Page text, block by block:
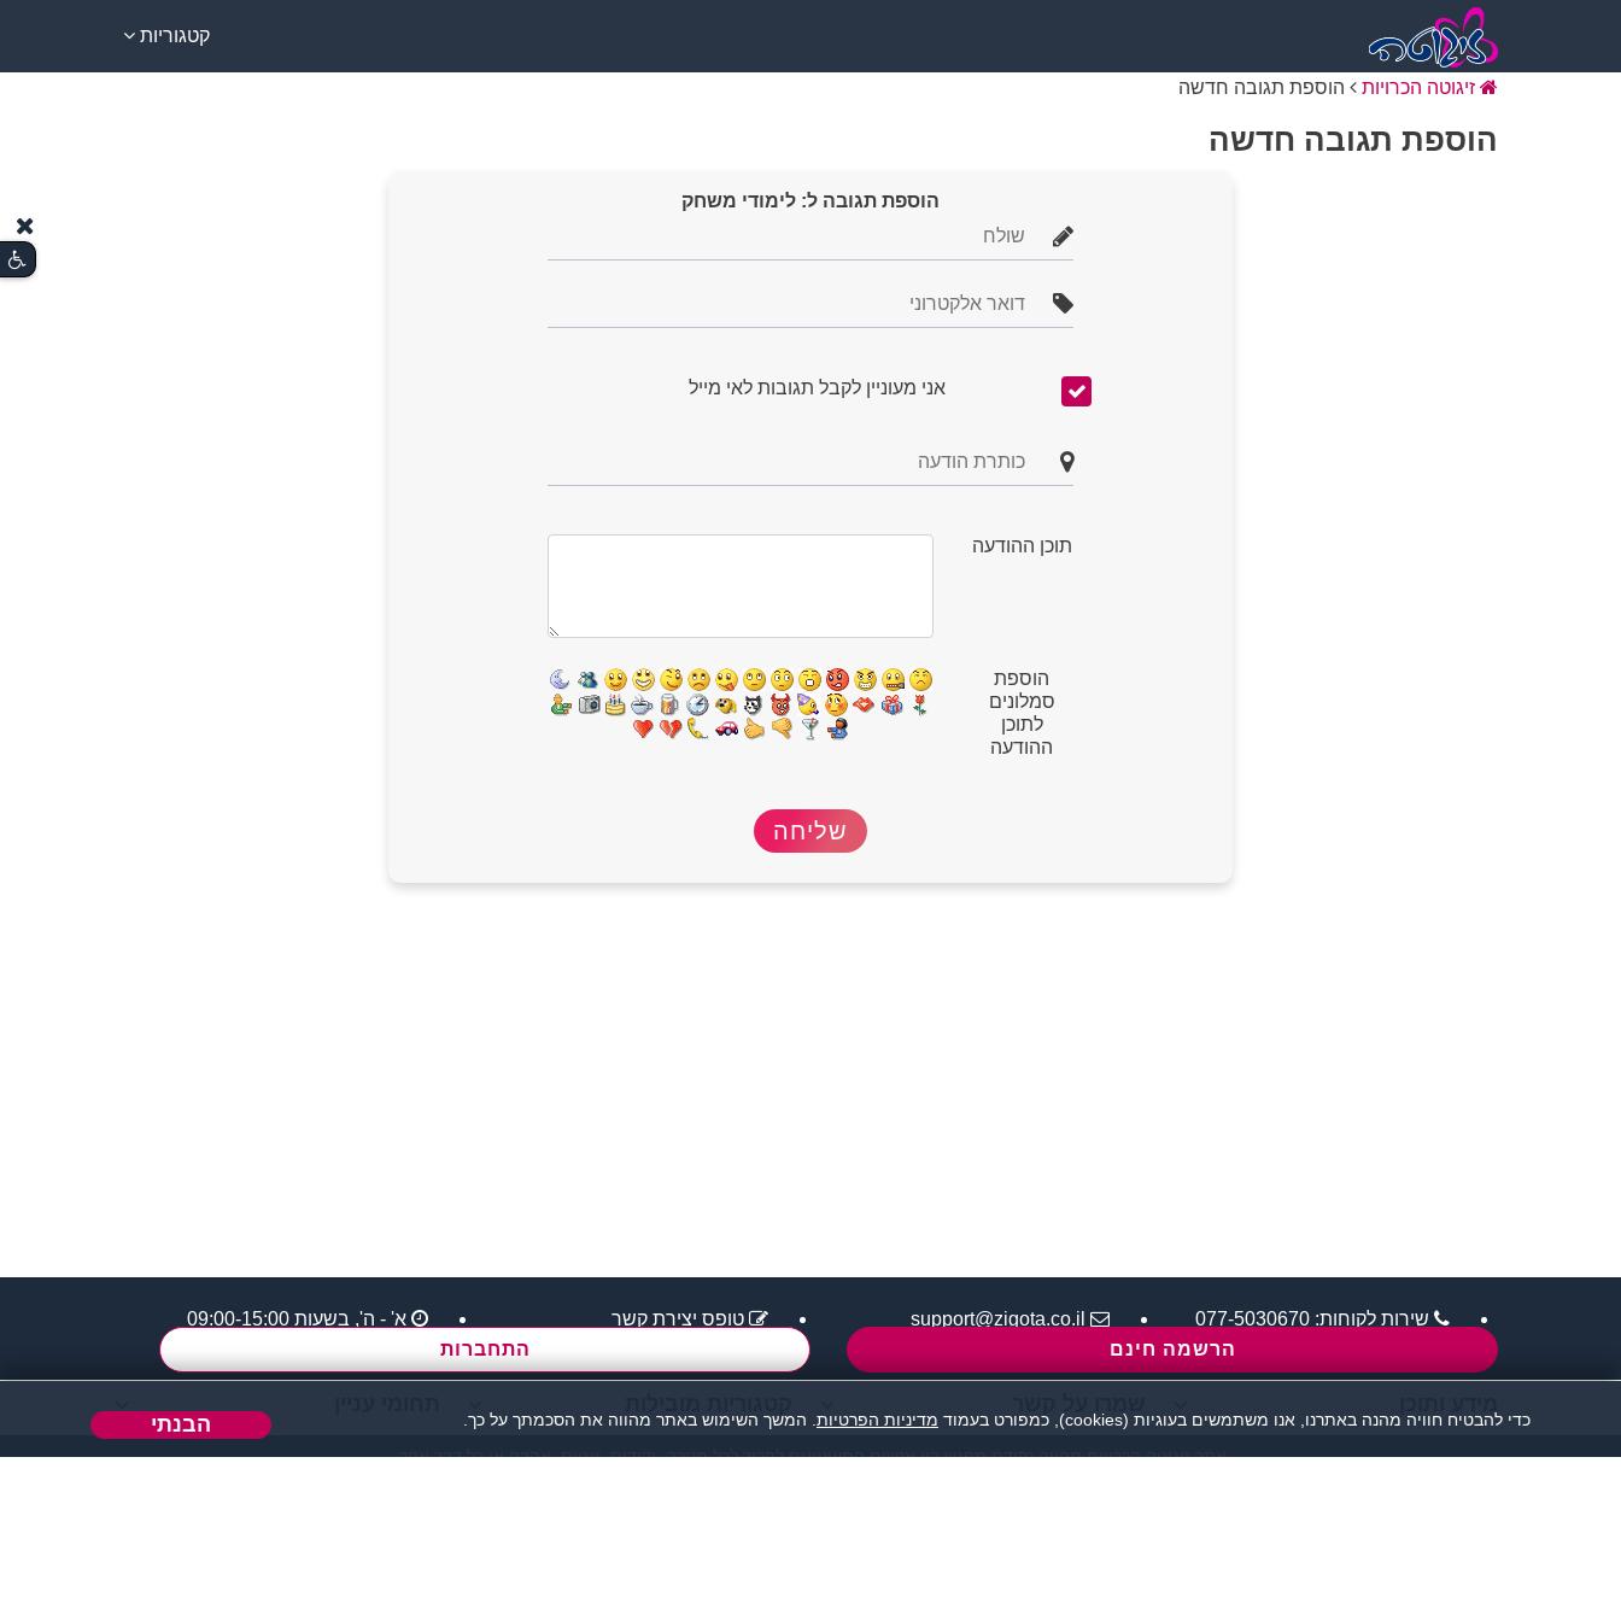
קטגוריות
זיגוטה הכרויות הוספת תגובה חדשה
הוספת תגובה חדשה
הוספת תגובה ל: לימודי משחק
אני מעוניין לקבל תגובות לאי מייל
תוכן ההודעה
הוספת
סמלונים
לתוכן
ההודעה
הרשמה חינם התחברות
שירות לקוחות: 077-5030670
support@zigota.co.il טופס יצירת קשר א' - ה', בשעות 09:00-15:00
אתר זיגוטה הכרויות מהווה נקודת מפגש בין אנשים המעוניינים להכיר לכל מטרה: ידידות, זוגיות, אהבה או כל דבר אחר.
כדי להבטיח חוויה מהנה באתרנו, אנו משתמשים בעוגיות (cookies), כמפורט בעמוד מדיניות הפרטיות . המשך השימוש באתר מהווה את הסכמתך על כך. הבנתי